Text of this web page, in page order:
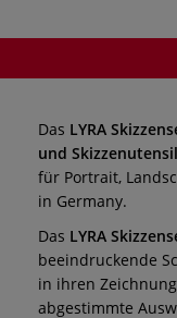
Das LYRA
und
für Portrait,
in Germany.
Das LYRA
beeindruckende
in ihren
abgestimmte